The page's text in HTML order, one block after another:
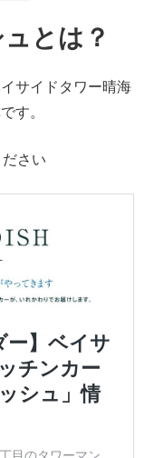
とは？
サイドタワー晴海
す。
さい